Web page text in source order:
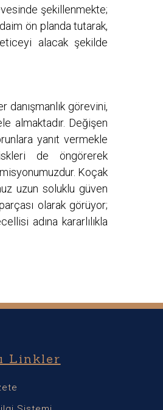
şekillenmekte;
ön planda tutarak,
alacak şekilde
görevini,
almaktadır. Değişen
yanıt vermekle
de öngörerek
Koçak
uzun soluklu güven
olarak görüyor;
adına kararlılıkla
Linkler